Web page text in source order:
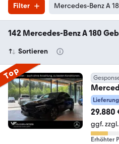
Filter Mercedes-Benz A
142 Mercedes-Benz A 180
Sortieren
Top
29.880
ggf.
Erhöhter